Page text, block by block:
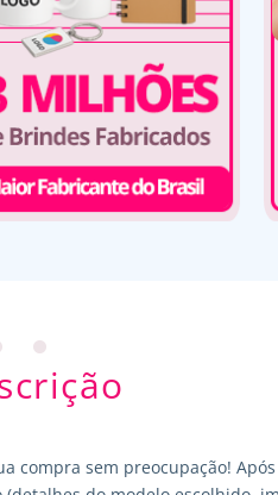
compra sem preocupação!